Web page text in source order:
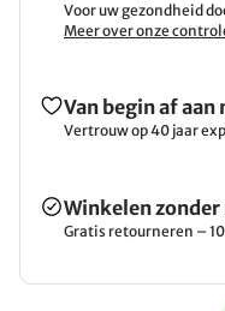
Voor uw gezondheid
Meer over onze
Van begin af
Vertrouw op 40 jaar
Winkelen
Gratis retourneren –